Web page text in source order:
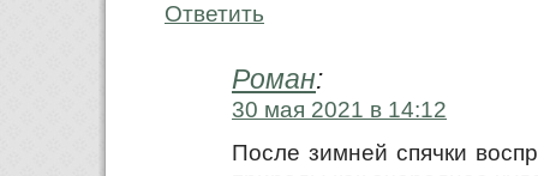
Ответить
Роман:
30 мая 2021 в 14:12
После зимней спячки